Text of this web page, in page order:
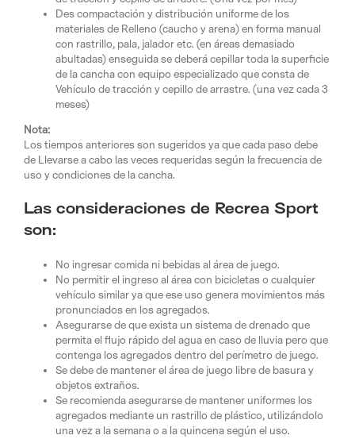
Des compactación y distribución uniforme de los
materiales de Relleno (caucho y arena) en forma manual
con rastrillo, pala, jalador etc. (en áreas demasiado
abultadas) enseguida se deberá cepillar toda la superficie
de la cancha con equipo especializado que consta de
Vehículo de tracción y cepillo de arrastre. (una vez cada 3
meses)
Nota:
Los tiempos anteriores son sugeridos ya que cada paso debe
de Llevarse a cabo las veces requeridas según la frecuencia de
uso y condiciones de la cancha.
Las consideraciones de Recrea Sport
son:
No ingresar comida ni bebidas al área de juego.
No permitir el ingreso al área con bicicletas o cualquier
vehículo similar ya que ese uso genera movimientos más
pronunciados en los agregados.
Asegurarse de que exista un sistema de drenado que
permita el flujo rápido del agua en caso de lluvia pero que
contenga los agregados dentro del perímetro de juego.
Se debe de mantener el área de juego libre de basura y
objetos extraños.
Se recomienda asegurarse de mantener uniformes los
agregados mediante un rastrillo de plástico, utilizándolo
una vez a la semana o a la quincena según el uso.